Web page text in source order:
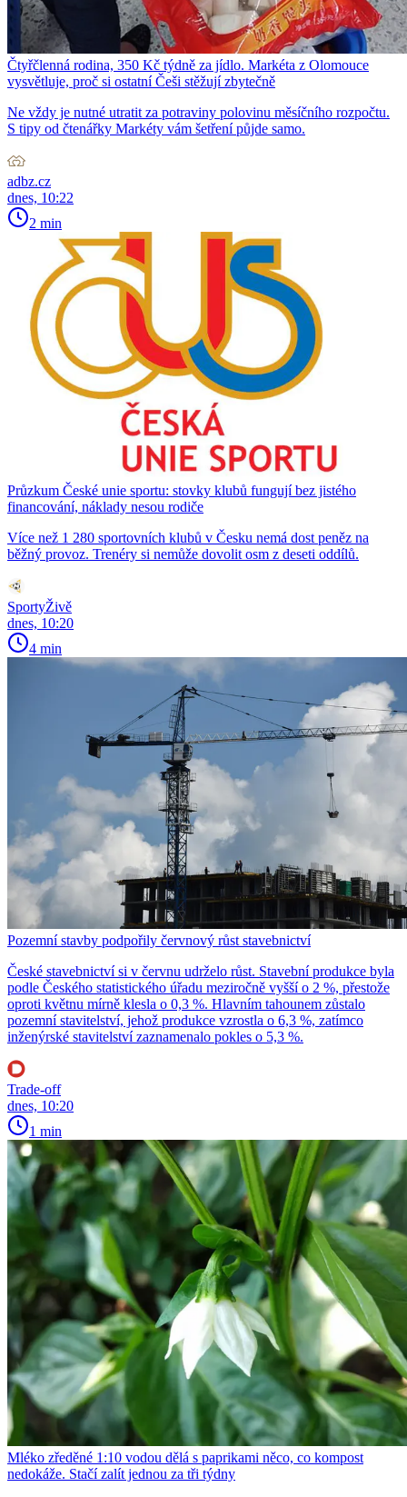
Čtyřčlenná rodina, 350 Kč týdně za jídlo. Markéta z Olomouce
vysvětluje, proč si ostatní Češi stěžují zbytečně
Ne vždy je nutné utratit za potraviny polovinu měsíčního rozpočtu.
S tipy od čtenářky Markéty vám šetření půjde samo.
adbz.cz
dnes, 10:22
2 min
Průzkum České unie sportu: stovky klubů fungují bez jistého
financování, náklady nesou rodiče
Více než 1 280 sportovních klubů v Česku nemá dost peněz na
běžný provoz. Trenéry si nemůže dovolit osm z deseti oddílů.
SportyŽivě
dnes, 10:20
4 min
Pozemní stavby podpořily červnový růst stavebnictví
České stavebnictví si v červnu udrželo růst. Stavební produkce byla
podle Českého statistického úřadu meziročně vyšší o 2 %, přestože
oproti květnu mírně klesla o 0,3 %. Hlavním tahounem zůstalo
pozemní stavitelství, jehož produkce vzrostla o 6,3 %, zatímco
inženýrské stavitelství zaznamenalo pokles o 5,3 %.
Trade-off
dnes, 10:20
1 min
Mléko zředěné 1:10 vodou dělá s paprikami něco, co kompost
nedokáže. Stačí zalít jednou za tři týdny